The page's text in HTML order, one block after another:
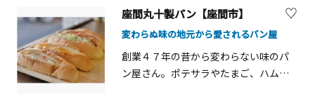
望に合わせたデコレーションケーキも
注文できます！店内での飲食も可能で
すので、観光の締めくくりに甘いもの
はいかがですか？
座間丸十製パン【座間市】
変わらぬ味の地元から愛されるパン屋
創業４７年の昔から変わらない味のパ
ン屋さん。ポテサラやたまご、ハムカ